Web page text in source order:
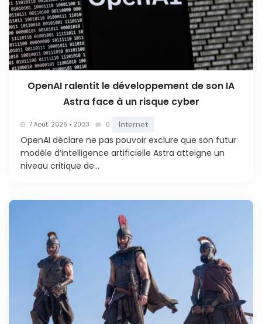
OpenAI ralentit le développement de son IA
Astra face à un risque cyber
7 Août. 2026 • 20:33 0 Internet
OpenAI déclare ne pas pouvoir exclure que son futur
modèle d’intelligence artificielle Astra atteigne un
niveau critique de...